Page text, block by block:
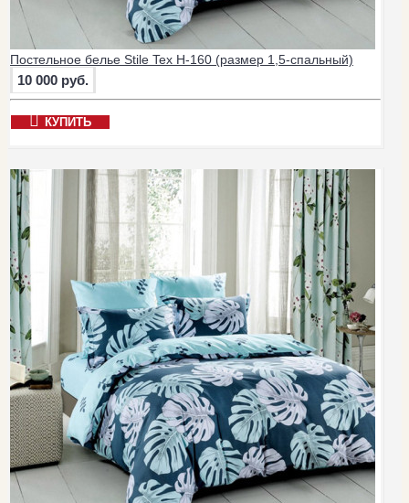
Постельное белье Stile Tex H-160 (размер 1,5-спальный)
10 000 руб.
КУПИТЬ